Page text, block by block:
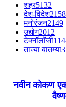
शहर5132
देश-विदेश2158
मनोरंजन2149
उद्योग2012
टेक्नॉलॉजी
ताज्या बातम्या
नवीन कोकण